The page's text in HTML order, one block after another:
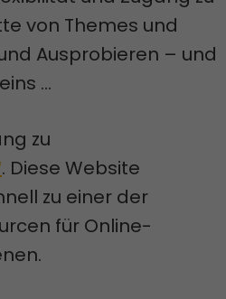
von Themes und
Ausprobieren – und
…
zu
. Diese Website
zu einer der
für Online-